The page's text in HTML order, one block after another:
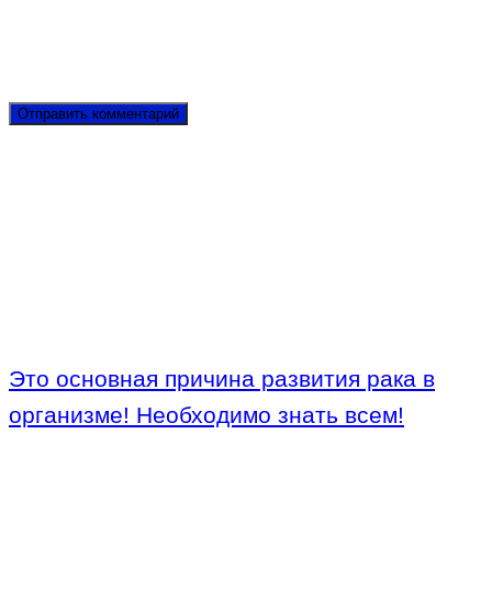
Это основная причина развития рака в
организме! Необходимо знать всем!